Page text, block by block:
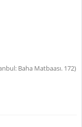
Baha Matbaası. 172)